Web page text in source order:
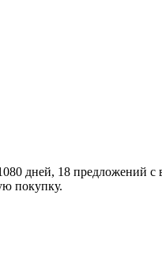
дней, 18 предложений
покупку.